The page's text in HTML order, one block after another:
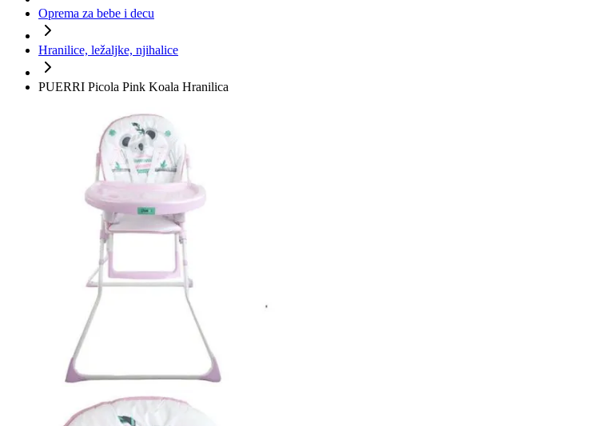
Oprema za bebe i decu
Hranilice, ležaljke, njihalice
PUERRI Picola Pink Koala Hranilica